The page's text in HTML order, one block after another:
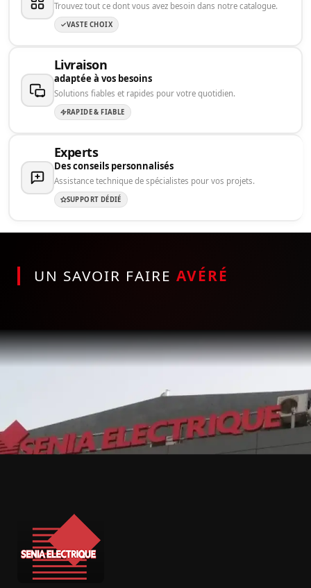
Trouvez tout ce dont vous avez besoin dans notre catalogue.
VASTE CHOIX
Livraison
adaptée à vos besoins
Solutions fiables et rapides pour votre quotidien.
RAPIDE & FIABLE
Experts
Des conseils personnalisés
Assistance technique de spécialistes pour vos projets.
SUPPORT DÉDIÉ
UN SAVOIR FAIRE AVÉRÉ